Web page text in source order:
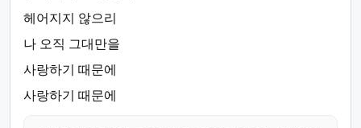
헤어지지 않으리
나 오직 그대만을
사랑하기 때문에
사랑하기 때문에